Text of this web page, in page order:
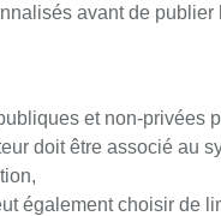
avant de publier
et non-privées
doit être associé au
également choisir de